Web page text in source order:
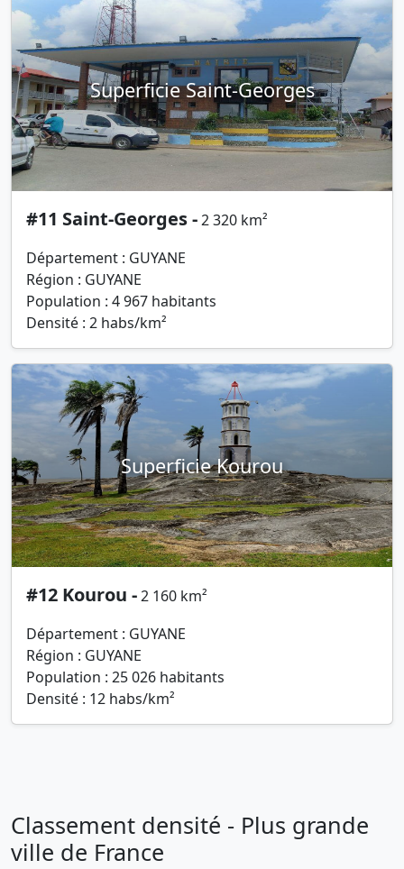
Superficie Saint-Georges
#11 Saint-Georges -2 320 km²
Département : GUYANE
Région : GUYANE
Population : 4 967 habitants
Densité : 2 habs/km²
Superficie Kourou
#12 Kourou -2 160 km²
Département : GUYANE
Région : GUYANE
Population : 25 026 habitants
Densité : 12 habs/km²
Classement densité - Plus grande
ville de France